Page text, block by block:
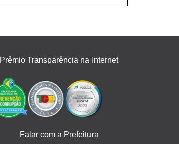
Prêmio Transparência na Internet
Falar com a Prefeitura